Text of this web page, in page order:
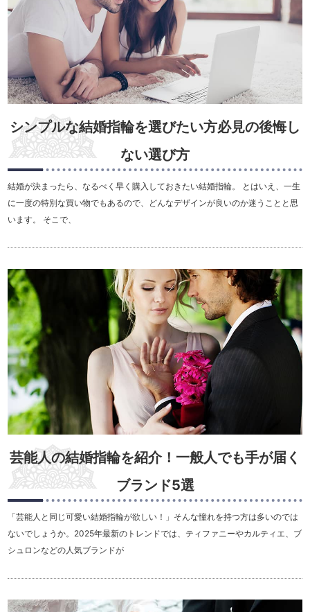
シンプルな結婚指輪を選びたい方必見の後悔し
ない選び方
結婚が決まったら、なるべく早く購入しておきたい結婚指輪。 とはいえ、一生
に一度の特別な買い物でもあるので、どんなデザインが良いのか迷うことと思
います。 そこで、
芸能人の結婚指輪を紹介！一般人でも手が届く
ブランド5選
「芸能人と同じ可愛い結婚指輪が欲しい！」そんな憧れを持つ方は多いのでは
ないでしょうか。2025年最新のトレンドでは、ティファニーやカルティエ、ブ
シュロンなどの人気ブランドが